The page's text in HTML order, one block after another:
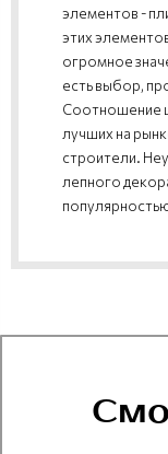
элементов -
этих
огромное
есть выбор,
Соотношение
лучших на
строители.
лепного